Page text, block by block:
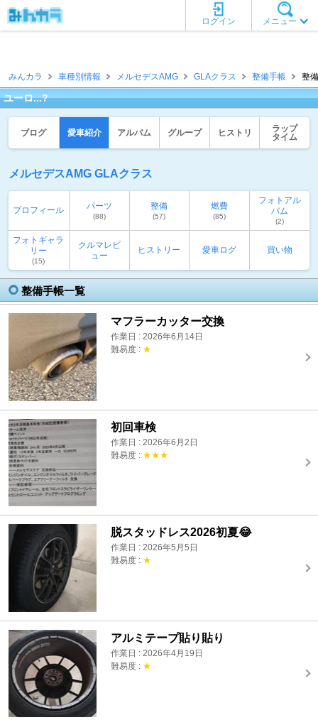
メニュー
ログイン
みんカラ 車種別情報 メルセデスAMG GLAクラス 整備手帳 整
ユーロ...?
ブログ 愛車紹介 アルバム グループ ヒストリ
ラップ
タイム
メルセデスAMG GLAクラス
プロフィール パーツ
(88)
整備
(57)
燃費
(85)
フォトアル
バム
(2)
フォトギャラ
リー
(15)
クルマレビ
ュー
ヒストリー 愛車ログ 買い物
整備手帳一覧
マフラーカッター交換
作業日 : 2026年6月14日
難易度 : ★
初回車検
作業日 : 2026年6月2日
難易度 : ★★★
脱スタッドレス2026初夏😂
作業日 : 2026年5月5日
難易度 : ★
アルミテープ貼り貼り
作業日 : 2026年4月19日
難易度 : ★